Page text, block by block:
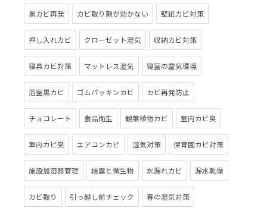
黒カビ再発 カビ取り剤が効かない 壁紙カビ対策
押し入れカビ クローゼット湿気 収納カビ対策
寝具カビ対策 マットレス湿気 寝室の空気環境
浴室黒カビ ゴムパッキンカビ カビ再発防止
チョコレート 食品衛生 観葉植物カビ 室内カビ臭
車内カビ臭 エアコンカビ 湿気対策 保育園カビ対策
施設加湿器管理 結露と微生物 水漏れカビ 漏水乾燥
カビ取り 引っ越し前チェック 春の湿気対策